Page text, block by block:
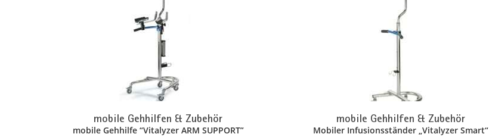
mobile Gehhilfen & Zubehör
mobile Gehhilfe “Vitalyzer ARM SUPPORT”
mobile Gehhilfen & Zubehör
Mobiler Infusionsständer „Vitalyzer Smart“